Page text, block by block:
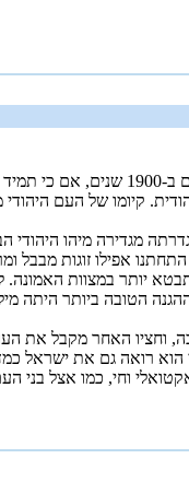
העם היהודי הוא עם גם כשהיה ללא
קיומו של העם
מגדירה מיהו
אפילו זוגות מבבל
יותר במצוות
הטובה ביותר היתה
האחר מקבל את
רואה גם את ישראל
וחי, כמו אצל בני